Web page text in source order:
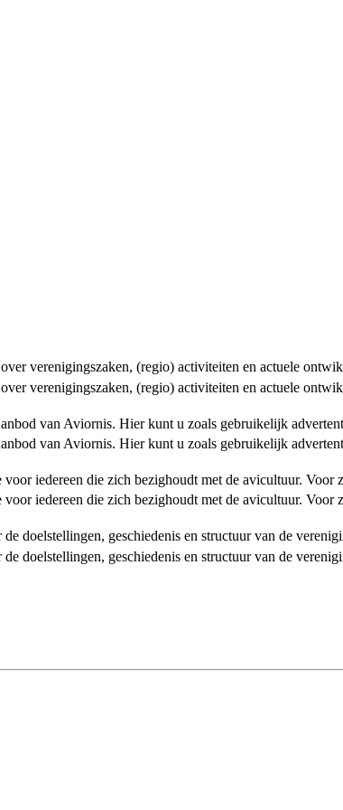
verenigingszaken, (regio) activiteiten en actuele
verenigingszaken, (regio) activiteiten en actuele
van Aviornis. Hier kunt u zoals gebruikelijk
van Aviornis. Hier kunt u zoals gebruikelijk
iedereen die zich bezighoudt met de avicultuur.
iedereen die zich bezighoudt met de avicultuur.
doelstellingen, geschiedenis en structuur van de
doelstellingen, geschiedenis en structuur van de